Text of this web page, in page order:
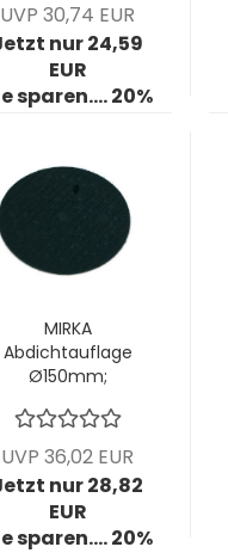
UVP 30,74 EUR
nur 24,59
EUR
sparen.... 20%
MIRKA
Abdichtauflage
Ø150mm;
Stärke 5mm;
VPE: 5 Stck/Pck
UVP 36,02 EUR
nur 28,82
EUR
sparen.... 20%